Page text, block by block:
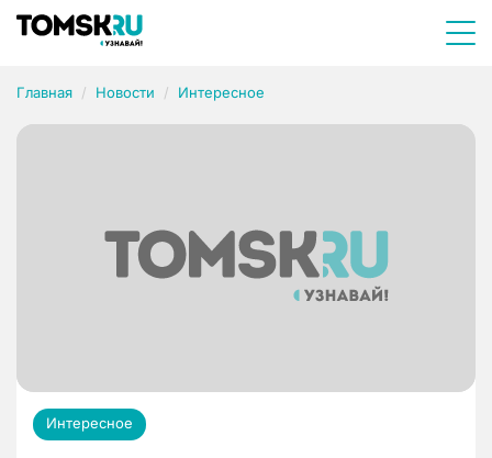
Главная Новости Интересное
Интересное